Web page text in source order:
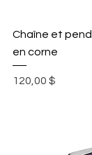
Chaîne et
en corne
Prix
120,00 $